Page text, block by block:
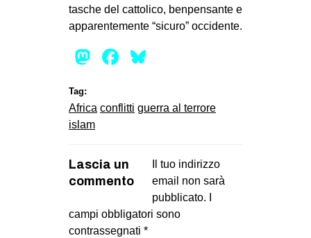
tasche del cattolico, benpensante e
apparentemente “sicuro” occidente.
Mastodon
Facebook
Tag:
Africa conflitti guerra al terrore
islam
Lascia un
commento
Il tuo indirizzo
email non sarà
pubblicato.
campi obbligatori sono
contrassegnati *